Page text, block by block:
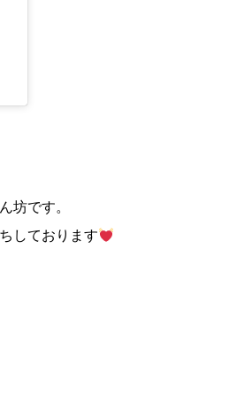
坊です。
しております